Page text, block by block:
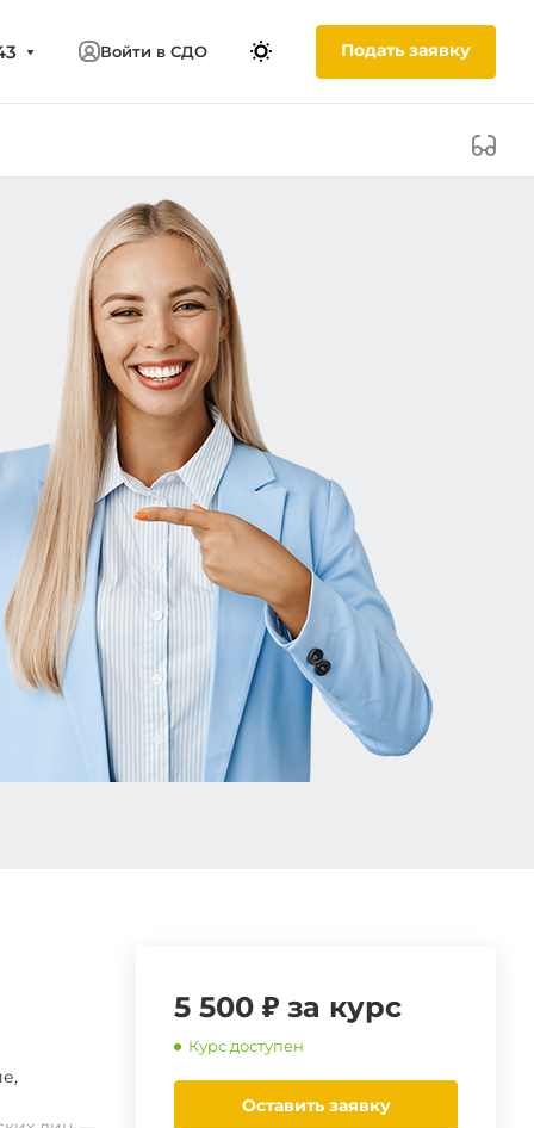
Войти в СДО Подать заявку
5 500 ₽ за курс
Курс доступен
Оставить заявку
,